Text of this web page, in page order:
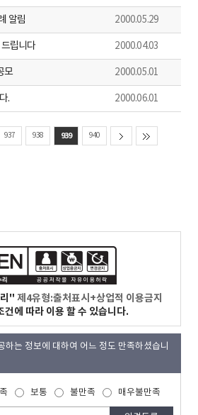
알림 2000.05.29
립니다 2000.04.03
모 2000.05.01
. 2000.06.01
937 938 939 940
" 제4유형:출처표시+상업적 이용금지
건에 따라 이용 할 수 있습니다.
하는 정보에 대하여 어느 정도 만족하셨습니
보통 불만족 매우불만족